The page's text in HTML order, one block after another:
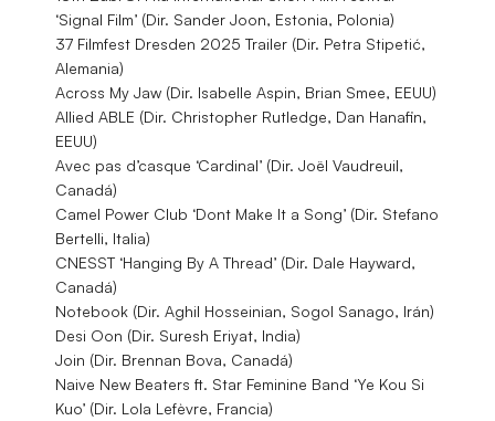
‘Signal Film’ (Dir. Sander Joon, Estonia, Polonia)
37 Filmfest Dresden 2025 Trailer (Dir. Petra Stipetić,
Alemania)
Across My Jaw (Dir. Isabelle Aspin, Brian Smee, EEUU)
Allied ABLE (Dir. Christopher Rutledge, Dan Hanafin,
EEUU)
Avec pas d’casque ‘Cardinal’ (Dir. Joël Vaudreuil,
Canadá)
Camel Power Club ‘Dont Make It a Song’ (Dir. Stefano
Bertelli, Italia)
CNESST ‘Hanging By A Thread’ (Dir. Dale Hayward,
Canadá)
Notebook (Dir. Aghil Hosseinian, Sogol Sanago, Irán)
Desi Oon (Dir. Suresh Eriyat, India)
Join (Dir. Brennan Bova, Canadá)
Naive New Beaters ft. Star Feminine Band ‘Ye Kou Si
Kuo’ (Dir. Lola Lefèvre, Francia)